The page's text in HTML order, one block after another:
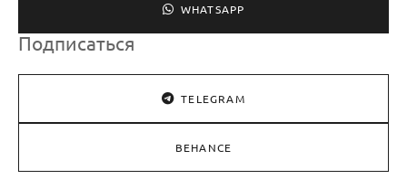
WHATSAPP
Подписаться
TELEGRAM
BEHANCE